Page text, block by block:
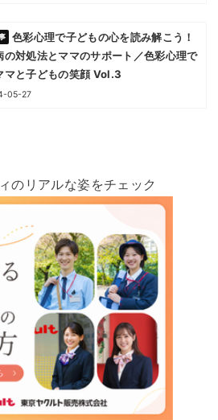
色彩心理で子どもの心を読み解こう！
の対処法とママのサポート／色彩心理で
マと子どもの笑顔 Vol.3
05-27
のリアルな姿をチェック